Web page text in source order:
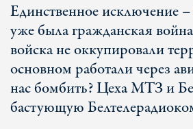
Единственное исключение
уже была гражданская
войска не оккупировали
основном работали через
нас бомбить? Цеха МТЗ и
бастующую